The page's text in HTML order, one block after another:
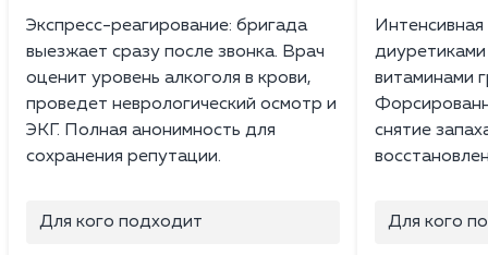
Экспресс-реагирование: бригада
выезжает сразу после звонка. Врач
оценит уровень алкоголя в крови,
проведет неврологический осмотр и
ЭКГ. Полная анонимность для
сохранения репутации.
Для кого подходит
витаминами
снятие
Для кого